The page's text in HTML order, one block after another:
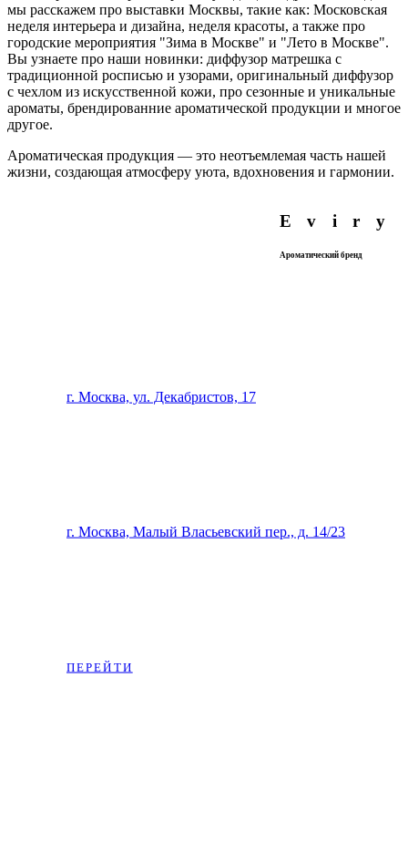
мы расскажем про выставки Москвы, такие как: Московская
неделя интерьера и дизайна, неделя красоты, а также про
городские мероприятия "Зима в Москве" и "Лето в Москве".
Вы узнаете про наши новинки: диффузор матрешка с
традиционной росписью и узорами, оригинальный диффузор
с чехлом из искусственной кожи, про сезонные и уникальные
ароматы, брендированние ароматической продукции и многое
другое.
Ароматическая продукция — это неотъемлемая часть нашей
жизни, создающая атмосферу уюта, вдохновения и гармонии.
Eviry
Ароматический бренд
г. Москва, ул. Декабристов, 17
г. Москва, Малый Власьевский пер., д. 14/23
ПЕРЕЙТИ